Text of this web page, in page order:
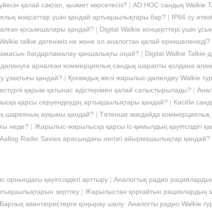
қалай сақтап, қызмет көрсетесіз? | AD HOC сандық Walkie
мақсаттар үшін қандай артықшылықтары бар? | IP66 су
қосымшалары қандай? | Digital Walkie концерттері үшін
talkie дегеніміз не және ол аналогтан қалай ерекшеленеді?
бағдарламалау қаншалықты оңай? | Digital Walkie Talkie-
арналған коммерциялық сандық шарапты қолдана
ұзақтығы қандай? | Қоғамдық желі жарылыс-дәлелдеу Walkie
қарым-қатынас әдістерімен қалай салыстырылады? |
қарсы серуендеудің артықшылықтары қандай? | Кәсіби
шареяның ауқымы қандай? | Төтенше жағдайда
неде? | Жарылыс-жарылысқа қарсы іс-қимылдың қауіпсіздігі
Radio Savies арасындағы негізгі айырмашылықтар қандай?
қауіпсіздікті арттыру | Аналогтық радио
зерттеу | Жарылыстан қорғайтын рациялардың
Барлық авантюристерге қоңырау шалу: Аналогты радио Walkie